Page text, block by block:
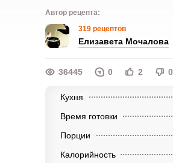
Автор рецепта:
319 рецептов
Елизавета Мочалова
36445 0 2 0
Кухня
Время готовки
Порции
Калорийность